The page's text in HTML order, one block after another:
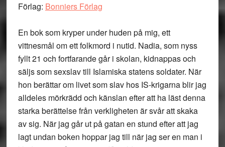
Förlag: Bonniers Förlag
En bok som kryper under huden på mig, ett
vittnesmål om ett folkmord i nutid. Nadia, som nyss
fyllt 21 och fortfarande går i skolan, kidnappas och
säljs som sexslav till Islamiska statens soldater. När
hon berättar om livet som slav hos IS-krigarna blir jag
alldeles mörkrädd och känslan efter att ha läst denna
starka berättelse från verkligheten är svår att skaka
av sig. När jag går ut på gatan en stund efter att jag
lagt undan boken hoppar jag till när jag ser en man i